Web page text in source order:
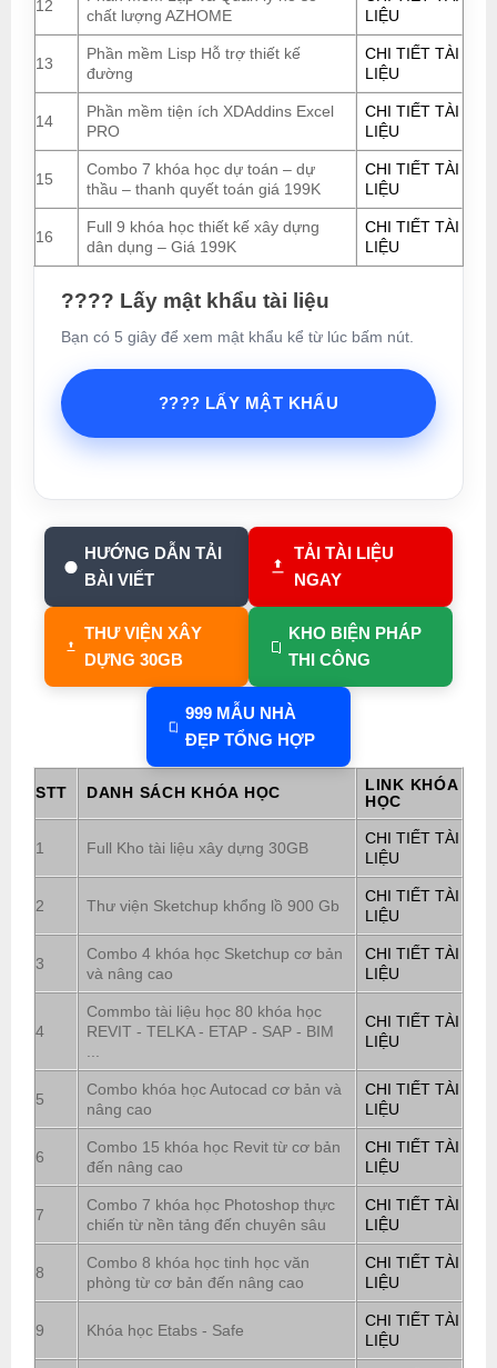
12
chất lượng AZHOME
LIỆU
13
Phần mềm Lisp Hỗ trợ thiết kế
đường
CHI TIẾT TÀI
LIỆU
14
Phần mềm tiện ích XDAddins Excel
PRO
CHI TIẾT TÀI
LIỆU
15
Combo 7 khóa học dự toán – dự
thầu – thanh quyết toán giá 199K
CHI TIẾT TÀI
LIỆU
16
Full 9 khóa học thiết kế xây dựng
dân dụng – Giá 199K
CHI TIẾT TÀI
LIỆU
???? Lấy mật khẩu tài liệu
Bạn có 5 giây để xem mật khẩu kể từ lúc bấm nút.
???? LẤY MẬT KHẨU
HƯỚNG DẪN TẢI
BÀI VIẾT
TẢI TÀI LIỆU
NGAY
THƯ VIỆN XÂY
DỰNG 30GB
KHO BIỆN PHÁP
THI CÔNG
999 MẪU NHÀ
ĐẸP TỔNG HỢP
STT DANH SÁCH KHÓA HỌC
LINK KHÓA
HỌC
1 Full Kho tài liệu xây dựng 30GB
CHI TIẾT TÀI
LIỆU
2 Thư viện Sketchup khổng lồ 900 Gb
CHI TIẾT TÀI
LIỆU
3
Combo 4 khóa học Sketchup cơ bản
và nâng cao
CHI TIẾT TÀI
LIỆU
4
Commbo tài liệu học 80 khóa học
REVIT - TELKA - ETAP - SAP - BIM
...
CHI TIẾT TÀI
LIỆU
5
Combo khóa học Autocad cơ bản và
nâng cao
CHI TIẾT TÀI
LIỆU
6
Combo 15 khóa học Revit từ cơ bản
đến nâng cao
CHI TIẾT TÀI
LIỆU
7
Combo 7 khóa học Photoshop thực
chiến từ nền tảng đến chuyên sâu
CHI TIẾT TÀI
LIỆU
8
Combo 8 khóa học tinh học văn
phòng từ cơ bản đến nâng cao
CHI TIẾT TÀI
LIỆU
9 Khóa học Etabs - Safe
CHI TIẾT TÀI
LIỆU